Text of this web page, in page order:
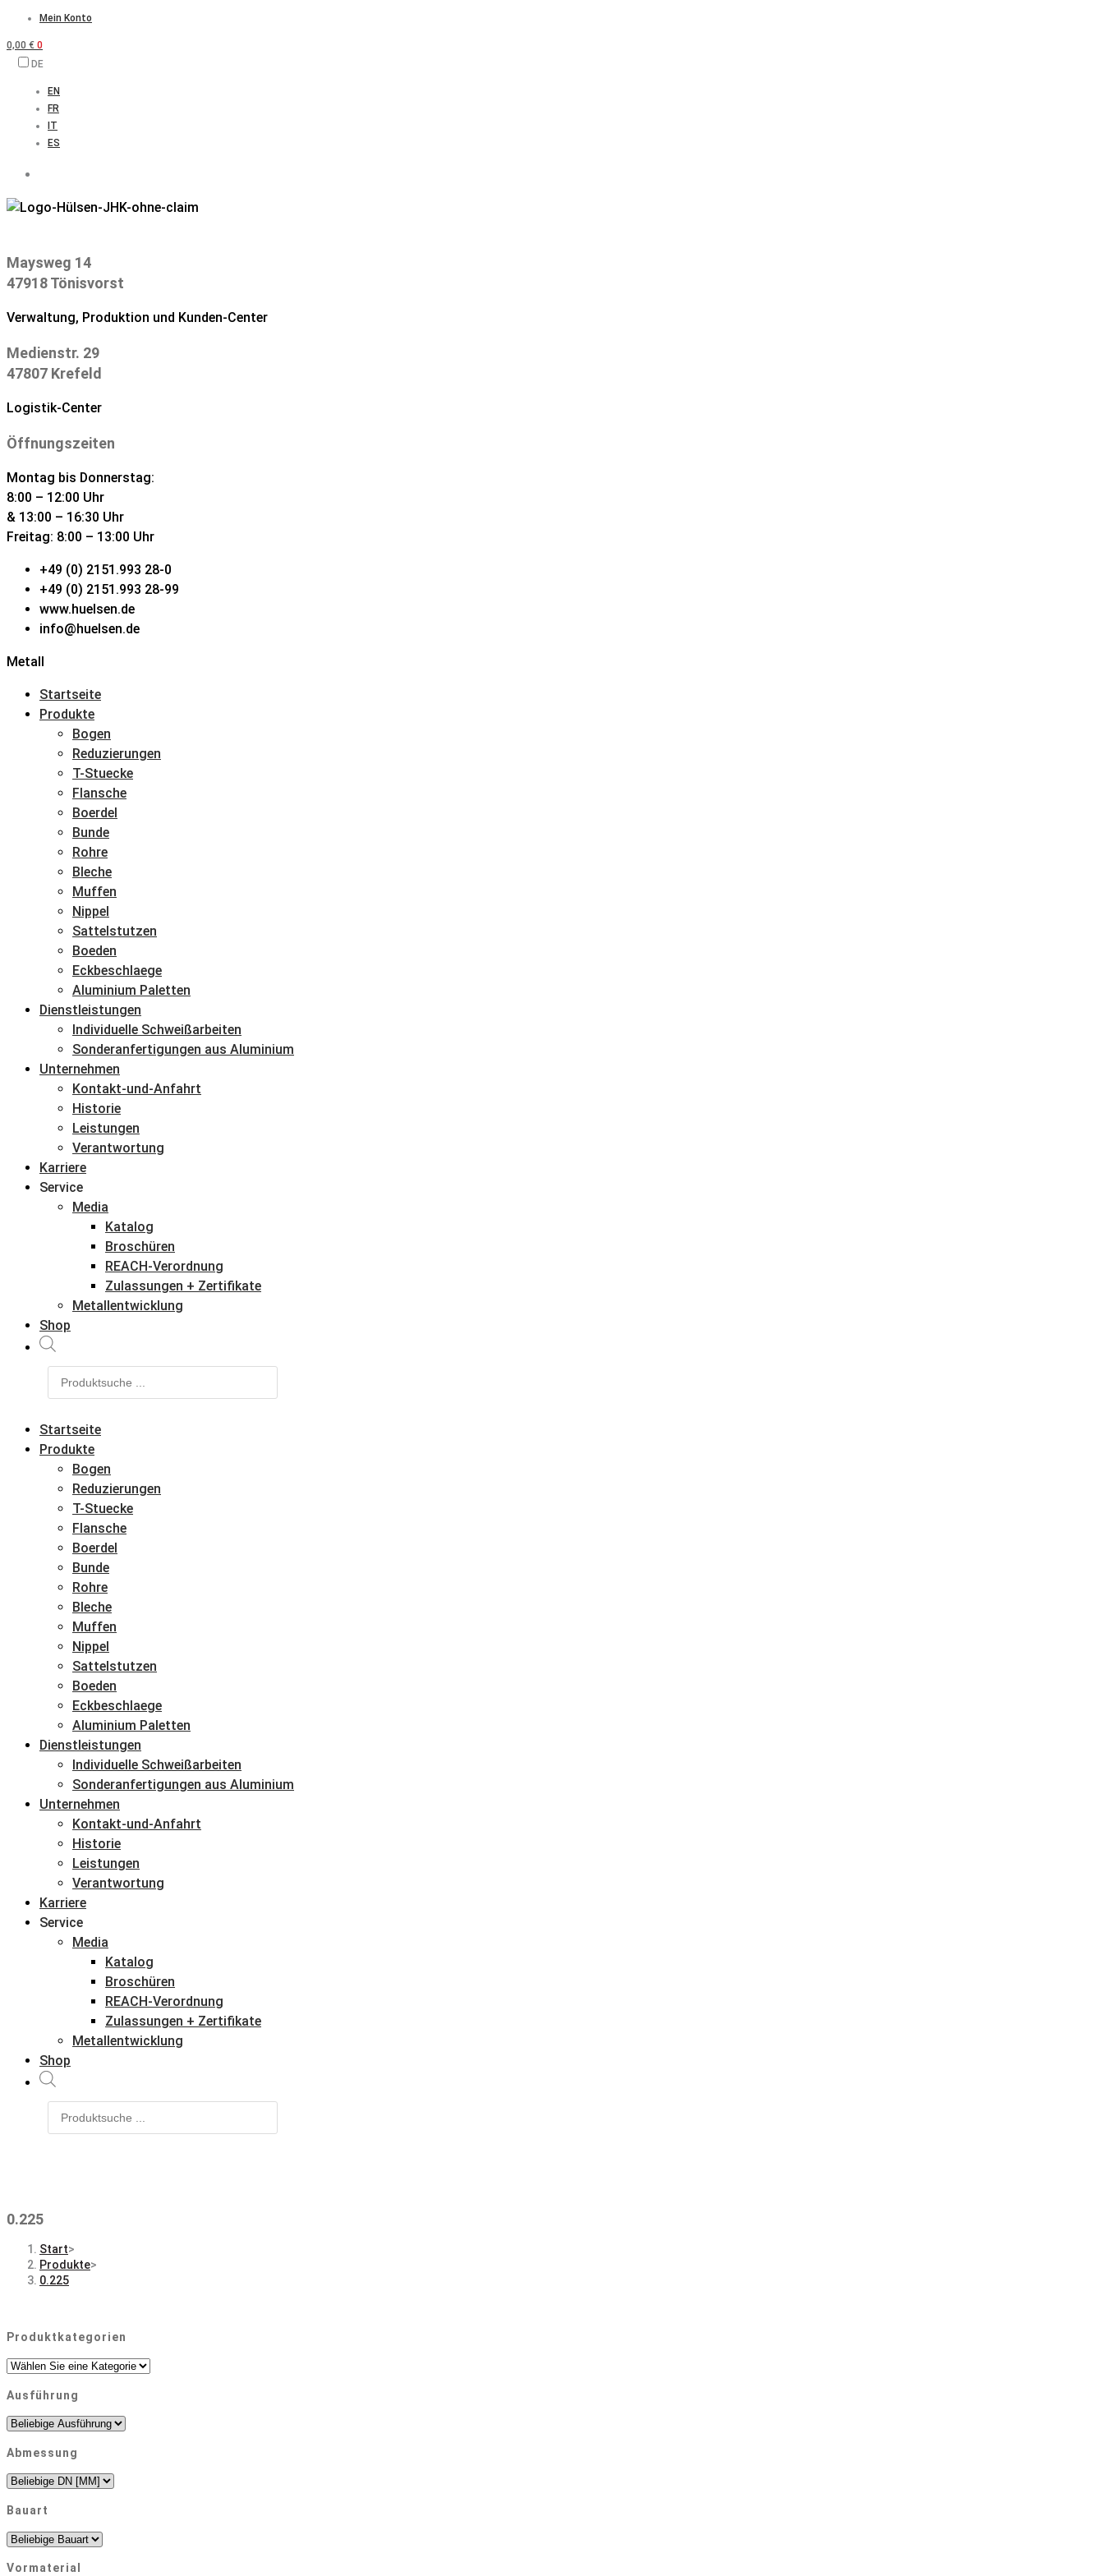
Zum
Inhalt
springen
Mein Konto
0,00 € 0
DE
EN
FR
IT
ES
Maysweg 14
47918 Tönisvorst
Verwaltung, Produktion und Kunden-Center
Medienstr. 29
47807 Krefeld
Logistik-Center
Öffnungszeiten
Montag bis Donnerstag:
8:00 – 12:00 Uhr
& 13:00 – 16:30 Uhr
Freitag: 8:00 – 13:00 Uhr
+49 (0) 2151.993 28-0
+49 (0) 2151.993 28-99
www.huelsen.de
info@huelsen.de
Metall
Startseite
Produkte
Bogen
Reduzierungen
T-Stuecke
Flansche
Boerdel
Bunde
Rohre
Bleche
Muffen
Nippel
Sattelstutzen
Boeden
Eckbeschlaege
Aluminium Paletten
Dienstleistungen
Individuelle Schweißarbeiten
Sonderanfertigungen aus Aluminium
Unternehmen
Kontakt-und-Anfahrt
Historie
Leistungen
Verantwortung
Karriere
Service
Media
Katalog
Broschüren
REACH-Verordnung
Zulassungen + Zertifikate
Metallentwicklung
Shop
search
Startseite
Produkte
Bogen
Reduzierungen
T-Stuecke
Flansche
Boerdel
Bunde
Rohre
Bleche
Muffen
Nippel
Sattelstutzen
Boeden
Eckbeschlaege
Aluminium Paletten
Dienstleistungen
Individuelle Schweißarbeiten
Sonderanfertigungen aus Aluminium
Unternehmen
Kontakt-und-Anfahrt
Historie
Leistungen
Verantwortung
Karriere
Service
Media
Katalog
Broschüren
REACH-Verordnung
Zulassungen + Zertifikate
Metallentwicklung
Shop
search
0.225
Start>
Produkte>
0.225
Produktkategorien
Ausführung
Abmessung
Bauart
Vormaterial